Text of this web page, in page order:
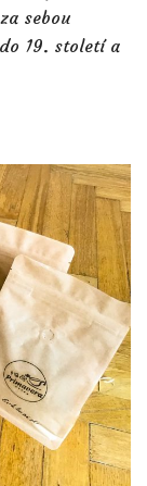
sebou
19. století a